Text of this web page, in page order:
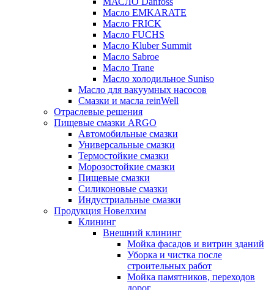
Масло EMKARATE
Масло FRICK
Масло FUCHS
Масло Kluber Summit
Масло Sabroe
Масло Trane
Масло холодильное Suniso
Масло для вакуумных насосов
Смазки и масла reinWell
Отраслевые решения
Пищевые смазки ARGO
Автомобильные смазки
Универсальные смазки
Термостойкие смазки
Морозостойкие смазки
Пищевые смазки
Силиконовые смазки
Индустриальные смазки
Продукция Новелхим
Клининг
Внешний клининг
Мойка фасадов и витрин зданий
Уборка и чистка после
строительных работ
Мойка памятников, переходов
дорог